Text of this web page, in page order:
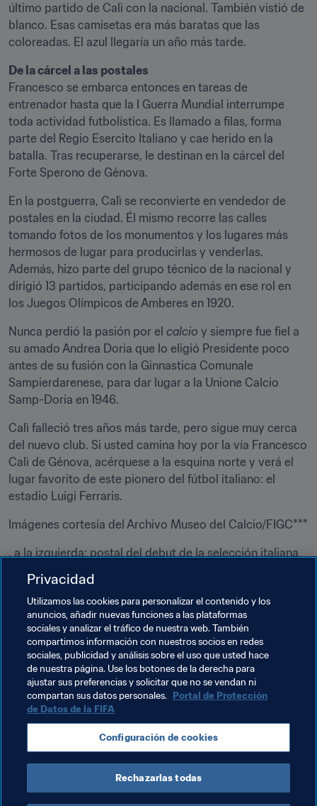
último partido de Calì con la nacional. También vistió de
blanco. Esas camisetas era más baratas que las
coloreadas. El azul llegaría un año más tarde.
De la cárcel a las postales
Francesco se embarca entonces en tareas de
entrenador hasta que la I Guerra Mundial interrumpe
toda actividad futbolística. Es llamado a filas, forma
parte del Regio Esercito Italiano y cae herido en la
batalla. Tras recuperarse, le destinan en la cárcel del
Forte Sperono de Génova.
En la postguerra, Calì se reconvierte en vendedor de
postales en la ciudad. Él mismo recorre las calles
tomando fotos de los monumentos y los lugares más
hermosos de lugar para producirlas y venderlas.
Además, hizo parte del grupo técnico de la nacional y
dirigió 13 partidos, participando además en ese rol en
los Juegos Olímpicos de Amberes en 1920.
Nunca perdió la pasión por el calcio y siempre fue fiel a
su amado Andrea Doria que lo eligió Presidente poco
antes de su fusión con la Ginnastica Comunale
Sampierdarenese, para dar lugar a la Unione Calcio
Samp-Doria en 1946.
Calì falleció tres años más tarde, pero sigue muy cerca
del nuevo club. Si usted camina hoy por la vía Francesco
Calì de Génova, acérquese a la esquina norte y verá el
lugar favorito de este pionero del fútbol italiano: el
estadio Luigi Ferraris.
Imágenes cortesía del Archivo Museo del Calcio/FIGC***
. a la izquierda: postal del debut de la selección italiana
izquierda > Lana, Cevenini Ist, Calì, Rizzi, Trerè, Fossati
Ist, Domenico Capello, Debernardi, Varisco, De Simoni,
. abajo: Francia 1-2 Italia, en el estadio Olímpico de
Marsella el 21de Febrero de 1921. Francesco Calì es
comisario técnico de FIGC, el primero por la derecha.
Temas relacionados
Italy UEFA
Privacidad
Utilizamos las cookies para personalizar el contenido y los
anuncios, añadir nuevas funciones a las plataformas
sociales y analizar el tráfico de nuestra web. También
compartimos información con nuestros socios en redes
sociales, publicidad y análisis sobre el uso que usted hace
de nuestra página. Use los botones de la derecha para
ajustar sus preferencias y solicitar que no se vendan ni
compartan sus datos personales. Portal de Protección
de Datos de la FIFA
Configuración de cookies
Rechazarlas todas